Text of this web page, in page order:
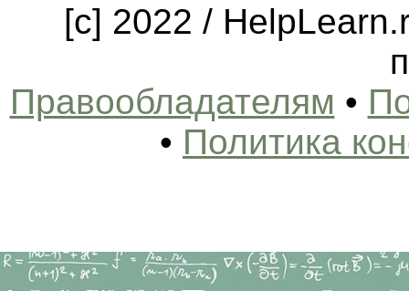
[c] 2022 /
Правообладателям •
• Политика